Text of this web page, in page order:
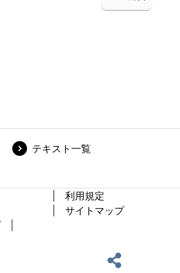
テキスト一覧
利用規定
サイトマップ